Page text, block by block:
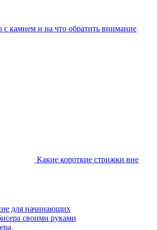
с камнем и на что обратить внимание
Какие короткие стрижки вне
для начинающих
своими руками